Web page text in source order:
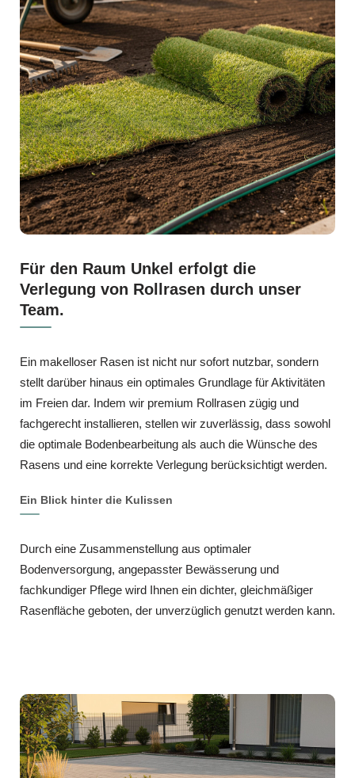
Für den Raum Unkel erfolgt die
Verlegung von Rollrasen durch unser
Team.
Ein makelloser Rasen ist nicht nur sofort nutzbar, sondern
stellt darüber hinaus ein optimales Grundlage für Aktivitäten
im Freien dar. Indem wir premium Rollrasen zügig und
fachgerecht installieren, stellen wir zuverlässig, dass sowohl
die optimale Bodenbearbeitung als auch die Wünsche des
Rasens und eine korrekte Verlegung berücksichtigt werden.
Ein Blick hinter die Kulissen
Durch eine Zusammenstellung aus optimaler
Bodenversorgung, angepasster Bewässerung und
fachkundiger Pflege wird Ihnen ein dichter, gleichmäßiger
Rasenfläche geboten, der unverzüglich genutzt werden kann.